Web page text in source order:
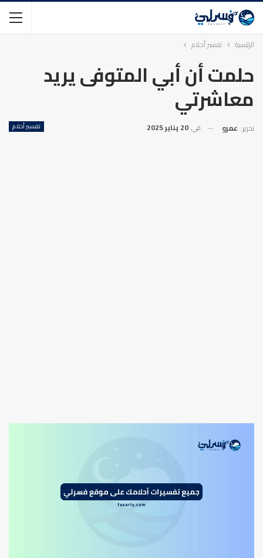
الرئيسية تفسير أحلام
حلمت أن أبي المتوفى يريد
معاشرتي
تفسير أحلام تحرير: عمرو في 20 يناير 2025